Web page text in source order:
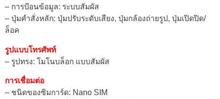
– การป้อนข้อมูล: ระบบสัมผัส
– ปุ่มคำสั่งหลัก: ปุ่มปรับระดับเสียง, ปุ่มกล้องถ่ายรูป, ปุ่มเปิดปิด/
ล็อค
รูปแบบโทรศัพท์
– รูปทรง: โมโนบล็อก แบบสัมผัส
การเชื่อมต่อ
– ชนิดของซิมการ์ด: Nano SIM